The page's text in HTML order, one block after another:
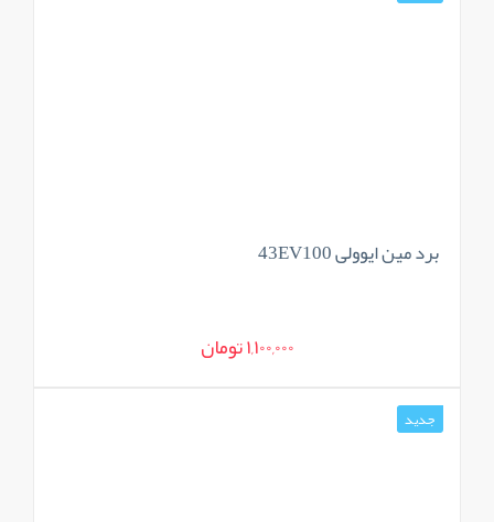
برد مین ایوولی 43EV100
1,100,000 تومان
جدید